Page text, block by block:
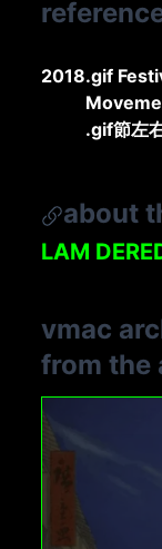
2018.gif
.gif節左
about
LAM
vmac
from the